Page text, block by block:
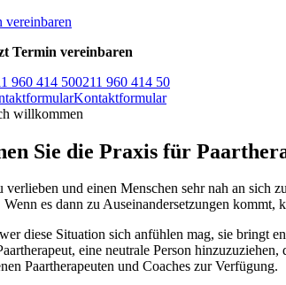
vereinbaren
Termin vereinbaren
960 414 500211 960 414 50
Kontaktformular
willkommen
Sie die Praxis für
verlieben und einen Menschen sehr nah an sich
es dann zu Auseinandersetzungen kommt,
diese Situation sich anfühlen mag, sie bringt
eine neutrale Person
Paartherapeuten und Coaches zur Verfügung.